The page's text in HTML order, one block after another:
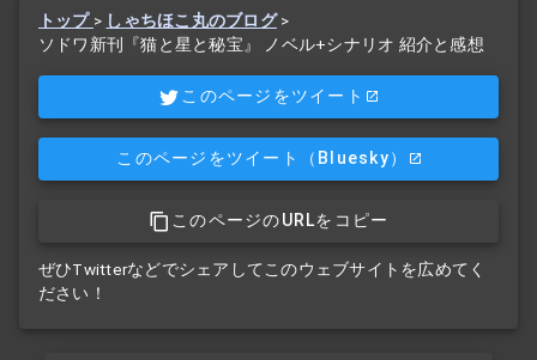
トップ > しゃちほこ丸のブログ>
ソドワ新刊『猫と星と秘宝』 ノベル+シナリオ 紹介と感想
このページをツイート
このページをツイート （Bluesky）
このページのURLをコピー
ぜひTwitterなどでシェアしてこのウェブサイトを広めてく
ださい！